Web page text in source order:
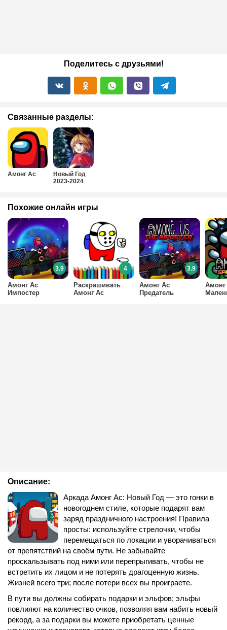
Поделитесь с друзьями!
Связанные разделы:
Амонг Ас
Новый Год
2023-2024
Описание:
Аркада Амонг Ас: Новый Год — это гонки в
новогоднем стиле, которые подарят вам
заряд праздничного настроения! Правила
просты: используйте стрелочки, чтобы
перемещаться по локации и уворачиваться
от препятствий на своём пути. Не забывайте
проскальзывать под ними или перепрыгивать, чтобы не
встретить их лицом и не потерять драгоценную жизнь.
Жизней всего три; после потери всех вы проиграете.
В пути вы должны собирать подарки и эльфов; эльфы
повлияют на количество очков, позволяя вам набить новый
рекорд, а за подарки вы можете приобретать ценные
Похожие онлайн игры
Амонг Ас
Импостер
3.9
Раскрашивать
Амонг Ас
4
Амонг Ас
Предатель
3.9
Амонг